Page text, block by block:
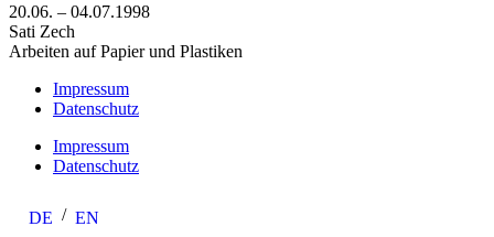
20.06. – 04.07.1998
Sati Zech
Arbeiten auf Papier und Plastiken
Impressum
Datenschutz
Impressum
Datenschutz
DE EN